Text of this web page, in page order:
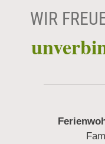
WIR